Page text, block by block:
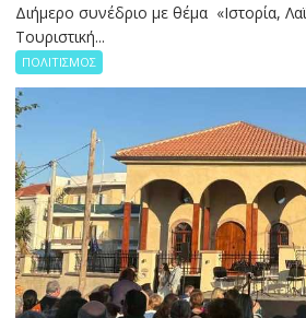
Διήμερο συνέδριο με θέμα «Ιστορία,
Τουριστική...
ΠΟΛΙΤΙΣΜΟΣ